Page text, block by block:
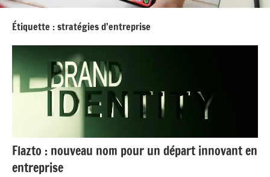
Étiquette :stratégies d’entreprise
Flazto : nouveau nom pour un départ innovant en
entreprise